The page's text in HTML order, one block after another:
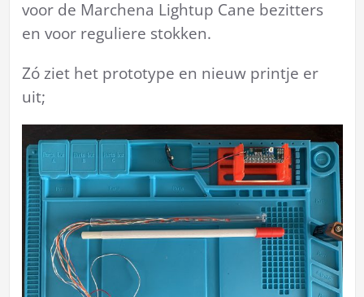
voor de Marchena Lightup Cane bezitters
en voor reguliere stokken.
Zó ziet het prototype en nieuw printje er
uit;